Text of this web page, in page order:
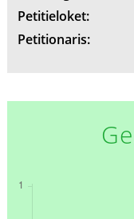
Petitieloket:
Petitionaris: